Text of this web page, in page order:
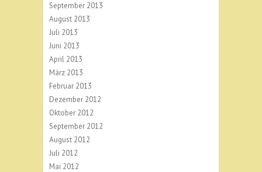
September 2013
August 2013
Juli 2013
Juni 2013
April 2013
März 2013
Februar 2013
Dezember 2012
Oktober 2012
September 2012
August 2012
Juli 2012
Mai 2012